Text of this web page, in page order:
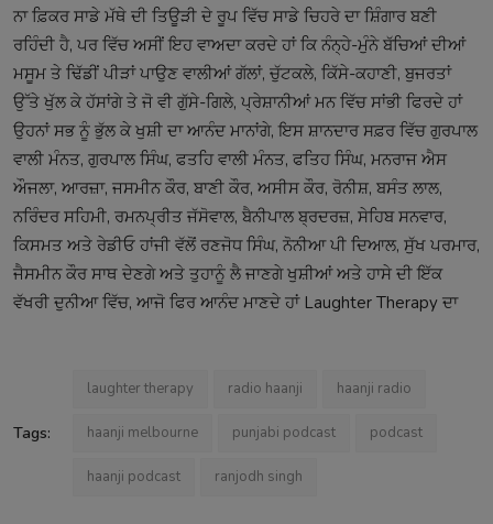
ਨਾ ਫ਼ਿਕਰ ਸਾਡੇ ਮੱਥੇ ਦੀ ਤਿਊੜੀ ਦੇ ਰੂਪ ਵਿੱਚ ਸਾਡੇ ਚਿਹਰੇ ਦਾ ਸ਼ਿੰਗਾਰ ਬਣੀ
ਰਹਿੰਦੀ ਹੈ, ਪਰ ਵਿੱਚ ਅਸੀਂ ਇਹ ਵਾਅਦਾ ਕਰਦੇ ਹਾਂ ਕਿ ਨੰਨ੍ਹੇ-ਮੁੰਨੇ ਬੱਚਿਆਂ ਦੀਆਂ
ਮਸੂਮ ਤੇ ਢਿੱਡੀਂ ਪੀੜਾਂ ਪਾਉਣ ਵਾਲੀਆਂ ਗੱਲਾਂ, ਚੁੱਟਕਲੇ, ਕਿੱਸੇ-ਕਹਾਣੀ, ਬੁਜਰਤਾਂ
ਉੱਤੇ ਖੁੱਲ ਕੇ ਹੱਸਾਂਗੇ ਤੇ ਜੋ ਵੀ ਗੁੱਸੇ-ਗਿਲੇ, ਪ੍ਰੇਸ਼ਾਨੀਆਂ ਮਨ ਵਿੱਚ ਸਾਂਭੀ ਫਿਰਦੇ ਹਾਂ
ਉਹਨਾਂ ਸਭ ਨੂੰ ਭੁੱਲ ਕੇ ਖੁਸ਼ੀ ਦਾ ਆਨੰਦ ਮਾਨਾਂਗੇ, ਇਸ ਸ਼ਾਨਦਾਰ ਸਫ਼ਰ ਵਿੱਚ ਗੁਰਪਾਲ
ਵਾਲੀ ਮੰਨਤ, ਗੁਰਪਾਲ ਸਿੰਘ, ਫਤਹਿ ਵਾਲੀ ਮੰਨਤ, ਫਤਿਹ ਸਿੰਘ, ਮਨਰਾਜ ਐਸ
ਔਜਲਾ, ਆਰਜ਼ਾ, ਜਸਮੀਨ ਕੌਰ, ਬਾਣੀ ਕੌਰ, ਅਸੀਸ ਕੌਰ, ਰੋਨੀਸ਼, ਬਸੰਤ ਲਾਲ,
ਨਰਿੰਦਰ ਸਹਿਮੀ, ਰਮਨਪ੍ਰੀਤ ਜੱਸੋਵਾਲ, ਬੈਨੀਪਾਲ ਬ੍ਰਦਰਜ਼, ਸੇਹਿਬ ਸਨਵਾਰ,
ਕਿਸਮਤ ਅਤੇ ਰੇਡੀਓ ਹਾਂਜੀ ਵੱਲੋਂ ਰਣਜੋਧ ਸਿੰਘ, ਨੋਨੀਆ ਪੀ ਦਿਆਲ, ਸੁੱਖ ਪਰਮਾਰ,
ਜੈਸਮੀਨ ਕੌਰ ਸਾਥ ਦੇਣਗੇ ਅਤੇ ਤੁਹਾਨੂੰ ਲੈ ਜਾਣਗੇ ਖੁਸ਼ੀਆਂ ਅਤੇ ਹਾਸੇ ਦੀ ਇੱਕ
ਵੱਖਰੀ ਦੁਨੀਆ ਵਿੱਚ, ਆਜੋ ਫਿਰ ਆਨੰਦ ਮਾਣਦੇ ਹਾਂ Laughter Therapy ਦਾ
Tags:
laughter therapy radio haanji haanji radio
haanji melbourne punjabi podcast podcast
haanji podcast ranjodh singh